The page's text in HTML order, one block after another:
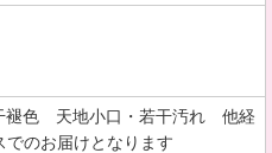
褪色 天地小口・若干汚れ 他経
のお届けとなります